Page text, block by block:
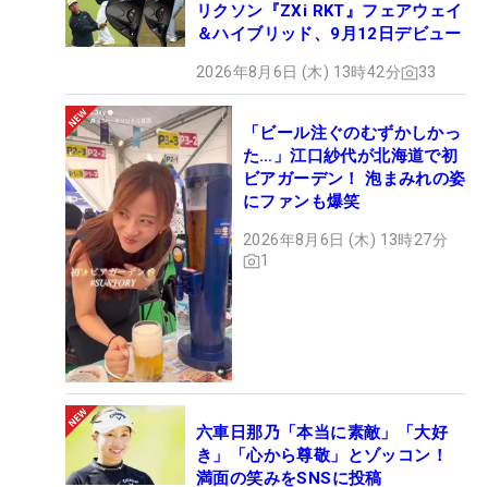
リクソン『ZXi RKT』フェアウェイ
＆ハイブリッド、9月12日デビュー
2026年8月6日 (木) 13時42分 33
「ビール注ぐのむずかしかっ
た…」江口紗代が北海道で初
ビアガーデン！ 泡まみれの姿
にファンも爆笑
2026年8月6日 (木) 13時27分
1
六車日那乃「本当に素敵」「大好
き」「心から尊敬」とゾッコン！
満面の笑みをSNSに投稿